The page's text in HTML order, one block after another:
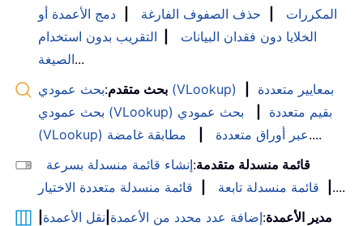
المكررات حذف الصفوف الفارغة
دمج الأعمدة أو
الخلايا دون فقدان البيانات
التقريب بدون استخدام
الصيغة...
بحث متقدم: بحث عمودي (VLookup) بمعايير متعددة
بحث عمودي (VLookup) بقيم متعددة
بحث عمودي
(VLookup) عبر أوراق متعددة
مطابقة غامضة
....
قائمة منسدلة متقدمة:إنشاء قائمة منسدلة بسرعة
قائمة منسدلة تابعة قائمة منسدلة متعددة الاختيار
....
مدير الأعمدة:إضافة عدد محدد من الأعمدة نقل الأعمدة